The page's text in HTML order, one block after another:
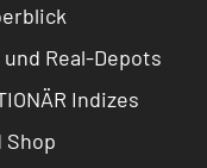
Real-Depots
Indizes
Shop